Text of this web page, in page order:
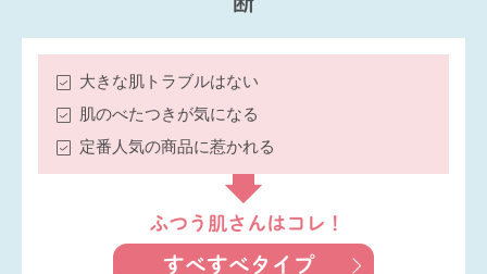
大きな肌トラブルはない
肌のべたつきが気になる
定番人気の商品に惹かれる